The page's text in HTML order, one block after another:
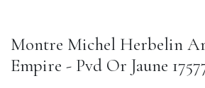
Montre Michel Herbelin
Empire - Pvd Or Jaune